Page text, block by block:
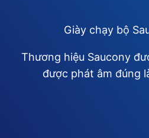
Giày chạy bộ
Thương hiệu Saucony
được phát âm đúng